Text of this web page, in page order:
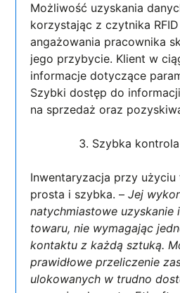
Możliwość uzyskania
korzystając z czytnika
angażowania pracownika
jego przybycie. Klient w
informacje dotyczące
Szybki dostęp do
na sprzedaż oraz
Szybka
Inwentaryzacja przy użyciu
prosta i szybka. –Jej
natychmiastowe uzyskanie
towaru, nie wymagając
kontaktu z każdą sztuką.
prawidłowe przeliczenie
ulokowanych w trudno